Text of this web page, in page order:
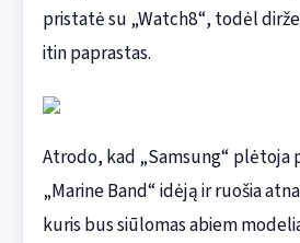
pristatė su „Watch8“, todėl
itin paprastas.
Atrodo, kad „Samsung“ plėtoja
„Marine Band“ idėją ir ruošia
kuris bus siūlomas abiem